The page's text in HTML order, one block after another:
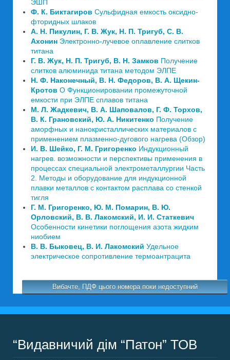
ЭШП
Ф. К. Биктагиров Сульфидная емкость оксидно-
фторидных шлаков
А. Н. Пикулин, Г. В. Жук, Н. П. Тригуб, С. В.
Ахонин Электронно-лучевое оплавление слитков
титана
Г. В. Жук, Н. П. Тригуб, В. Н. Замков Получение
слитков алюминида титана методом ЭЛПЕ
Н. Ф. Наконечный, В. Н. Федоров, В. А. Щекин-
Кротов О Функционировании промежуточной
емкости при ЭЛПЕ сплавов титана
М. Л. Жадкевич, В. А. Шаповалов, Г. Ф. Торхов,
В. К. Грановский, Ю. А. Никитенко Получение
аморфных и нанокристаллических материалов с
применением плазменно-дугового нагрева (Обзор)
И. В. Шейко, Г. М. Григоренко Индукционный
нагрев. возможности и перспективы применения в
процессах специальной электрометаллургии Часть
2. Методы и оборудование для индукционной
плавки металлов с контактом расплава со стенкой
тигля
Г. М. Григоренко, Ю. М. Помарин, В. Ю.
Орловский, В. В. Лакомский, И. И. Статкевич
Особенности кинетики поглощения азота жидким
ниобием
В. В. Быковец, В. И. Лакомский Удельное
электрическое сопротивление термоантрацита
Вибачте, ПДФ цього номера поки недоступний
“Видавничий дім “Патон” ТОВ